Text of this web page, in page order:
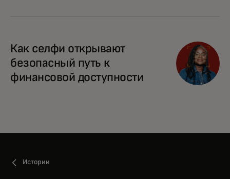
Как селфи открывают
безопасный путь к
финансовой доступности
Истории